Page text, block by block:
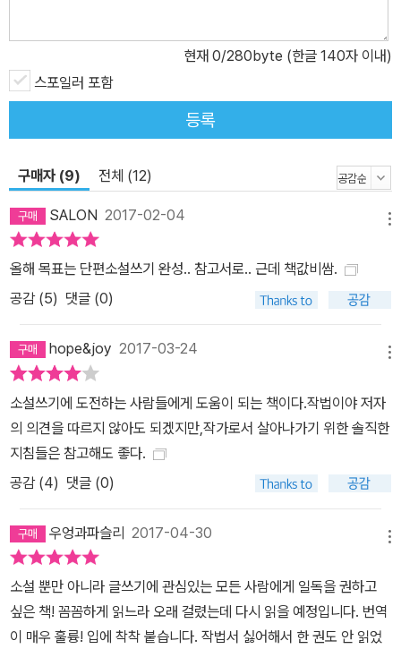
현재 0/280byte (한글 140자 이내)
스포일러 포함
등록
구매자 (9) 전체 (12)
SALON 2017-02-04
올해 목표는 단편소설쓰기 완성.. 참고서로.. 근데 책값비쌈.
공감 (5) 댓글 (0)
hope&joy 2017-03-24
소설쓰기에 도전하는 사람들에게 도움이 되는 책이다.작법이야 저자
의 의견을 따르지 않아도 되겠지만,작가로서 살아나가기 위한 솔직한
지침들은 참고해도 좋다.
공감 (4) 댓글 (0)
우엉과파슬리 2017-04-30
소설 뿐만 아니라 글쓰기에 관심있는 모든 사람에게 일독을 권하고
싶은 책! 꼼꼼하게 읽느라 오래 걸렸는데 다시 읽을 예정입니다. 번역
이 매우 훌륭! 입에 착착 붙습니다. 작법서 싫어해서 한 권도 안 읽었